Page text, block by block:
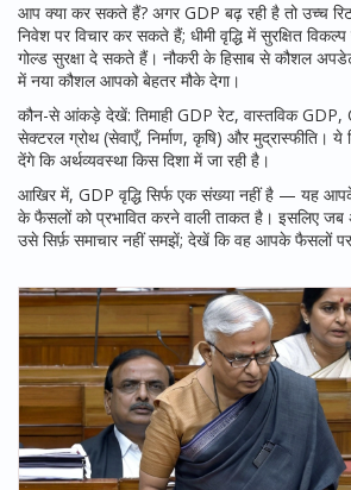
आप क्या कर सकते हैं? अगर GDP बढ़ रही है तो उच्च
निवेश पर विचार कर सकते हैं; धीमी वृद्धि में सुरक्षित
गोल्ड सुरक्षा दे सकते हैं। नौकरी के हिसाब से कौशल
में नया कौशल आपको बेहतर मौके देगा।
कौन-से आंकड़े देखें: तिमाही GDP रेट, वास्तविक
सेक्टरल ग्रोथ (सेवाएँ, निर्माण, कृषि) और मुद्रास्फीति।
देंगे कि अर्थव्यवस्था किस दिशा में जा रही है।
आखिर में, GDP वृद्धि सिर्फ एक संख्या नहीं है — यह
के फैसलों को प्रभावित करने वाली ताकत है। इसलिए जब
उसे सिर्फ़ समाचार नहीं समझें; देखें कि वह आपके फैसलों